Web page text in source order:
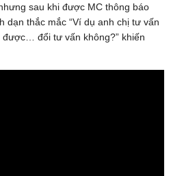
sau khi được MC thông báo
dạn thắc mắc “Ví dụ anh chị tư vấn
đổi tư vấn không?” khiến